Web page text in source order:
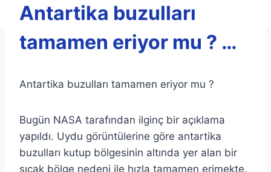
Antartika buzulları
tamamen eriyor mu ? …
Antartika buzulları tamamen eriyor mu ?
Bugün NASA tarafından ilginç bir açıklama
yapıldı. Uydu görüntülerine göre antartika
buzulları kutup bölgesinin altında yer alan bir
sıcak bölge nedeni ile hızla tamamen erimekte.